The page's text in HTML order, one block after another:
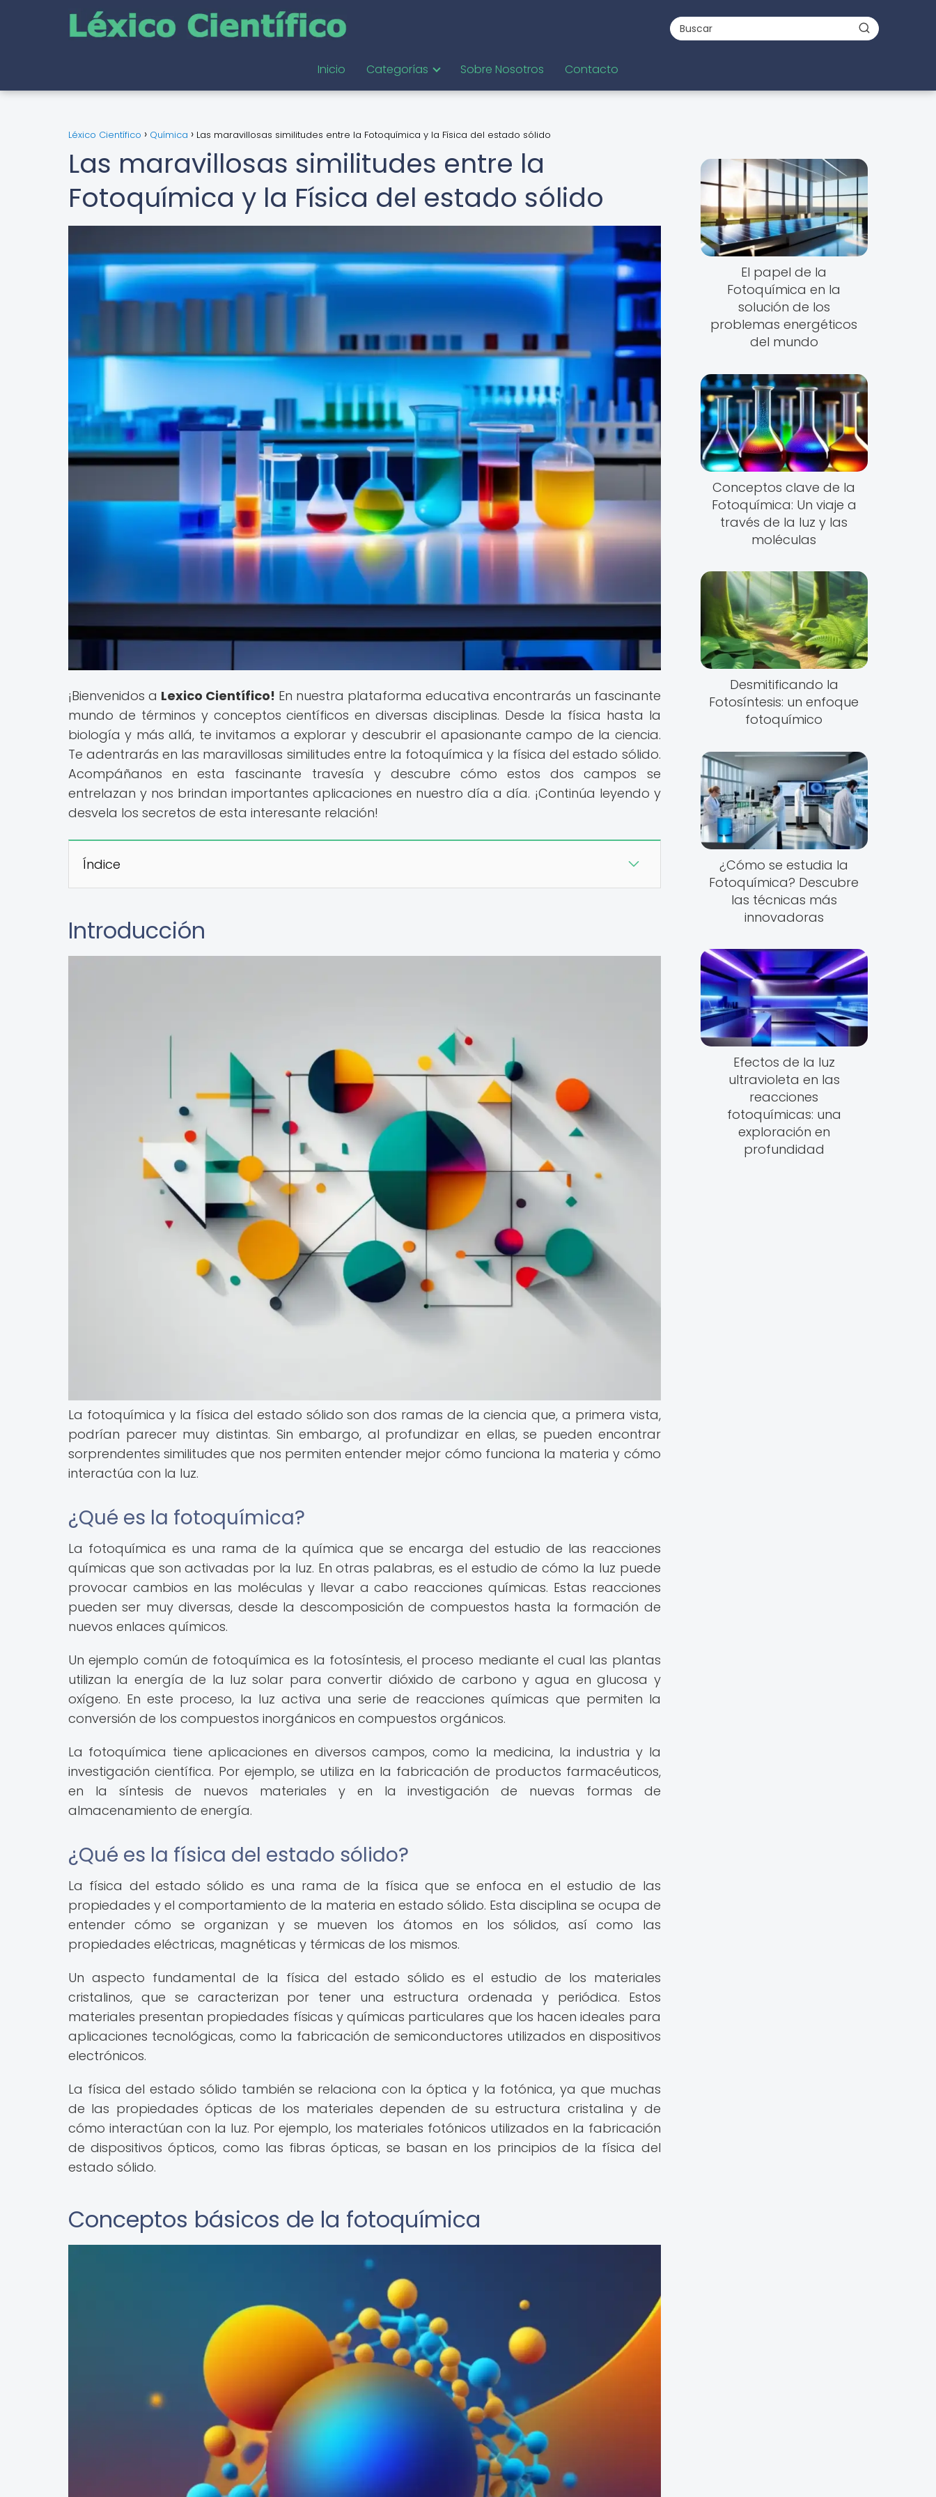
Inicio Categorías Sobre Nosotros Contacto
Léxico Científico Química Las maravillosas similitudes entre la Fotoquímica y la Física del estado sólido
Las maravillosas similitudes entre la
Fotoquímica y la Física del estado sólido
¡Bienvenidos a Lexico Científico! En nuestra plataforma educativa encontrarás un fascinante
mundo de términos y conceptos científicos en diversas disciplinas. Desde la física hasta la
biología y más allá, te invitamos a explorar y descubrir el apasionante campo de la ciencia.
Te adentrarás en las maravillosas similitudes entre la fotoquímica y la física del estado sólido.
Acompáñanos en esta fascinante travesía y descubre cómo estos dos campos se
entrelazan y nos brindan importantes aplicaciones en nuestro día a día. ¡Continúa leyendo y
desvela los secretos de esta interesante relación!
Índice
Introducción
La fotoquímica y la física del estado sólido son dos ramas de la ciencia que, a primera vista,
podrían parecer muy distintas. Sin embargo, al profundizar en ellas, se pueden encontrar
sorprendentes similitudes que nos permiten entender mejor cómo funciona la materia y cómo
interactúa con la luz.
¿Qué es la fotoquímica?
La fotoquímica es una rama de la química que se encarga del estudio de las reacciones
químicas que son activadas por la luz. En otras palabras, es el estudio de cómo la luz puede
provocar cambios en las moléculas y llevar a cabo reacciones químicas. Estas reacciones
pueden ser muy diversas, desde la descomposición de compuestos hasta la formación de
nuevos enlaces químicos.
Un ejemplo común de fotoquímica es la fotosíntesis, el proceso mediante el cual las plantas
utilizan la energía de la luz solar para convertir dióxido de carbono y agua en glucosa y
oxígeno. En este proceso, la luz activa una serie de reacciones químicas que permiten la
conversión de los compuestos inorgánicos en compuestos orgánicos.
La fotoquímica tiene aplicaciones en diversos campos, como la medicina, la industria y la
investigación científica. Por ejemplo, se utiliza en la fabricación de productos farmacéuticos,
en la síntesis de nuevos materiales y en la investigación de nuevas formas de
almacenamiento de energía.
¿Qué es la física del estado sólido?
La física del estado sólido es una rama de la física que se enfoca en el estudio de las
propiedades y el comportamiento de la materia en estado sólido. Esta disciplina se ocupa de
entender cómo se organizan y se mueven los átomos en los sólidos, así como las
propiedades eléctricas, magnéticas y térmicas de los mismos.
Un aspecto fundamental de la física del estado sólido es el estudio de los materiales
cristalinos, que se caracterizan por tener una estructura ordenada y periódica. Estos
materiales presentan propiedades físicas y químicas particulares que los hacen ideales para
aplicaciones tecnológicas, como la fabricación de semiconductores utilizados en dispositivos
electrónicos.
La física del estado sólido también se relaciona con la óptica y la fotónica, ya que muchas
de las propiedades ópticas de los materiales dependen de su estructura cristalina y de
cómo interactúan con la luz. Por ejemplo, los materiales fotónicos utilizados en la fabricación
de dispositivos ópticos, como las fibras ópticas, se basan en los principios de la física del
estado sólido.
Conceptos básicos de la fotoquímica
El papel de la
Fotoquímica en la
solución de los
problemas energéticos
del mundo
Conceptos clave de la
Fotoquímica: Un viaje a
través de la luz y las
moléculas
Desmitificando la
Fotosíntesis: un enfoque
fotoquímico
¿Cómo se estudia la
Fotoquímica? Descubre
las técnicas más
innovadoras
Efectos de la luz
ultravioleta en las
reacciones
fotoquímicas: una
exploración en
profundidad